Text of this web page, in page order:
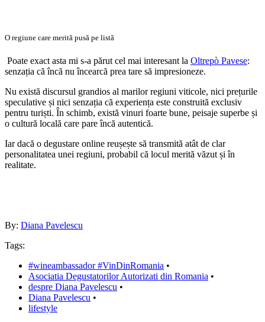
O regiune care merită pusă pe listă
Poate exact asta mi s-a părut cel mai interesant la Oltrepò Pavese:
senzația că încă nu încearcă prea tare să impresioneze.
Nu există discursul grandios al marilor regiuni viticole, nici prețurile
speculative și nici senzația că experiența este construită exclusiv
pentru turiști. În schimb, există vinuri foarte bune, peisaje superbe și
o cultură locală care pare încă autentică.
Iar dacă o degustare online reușește să transmită atât de clar
personalitatea unei regiuni, probabil că locul merită văzut și în
realitate.
By: Diana Pavelescu
Tags:
#wineambassador #VinDinRomania •
Asociatia Degustatorilor Autorizati din Romania •
despre Diana Pavelescu •
Diana Pavelescu •
lifestyle